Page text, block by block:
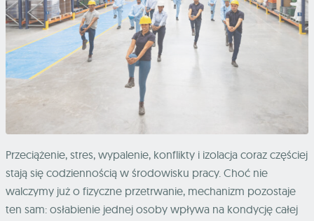
Przeciążenie, stres, wypalenie, konflikty i izolacja coraz częściej
stają się codziennością w środowisku pracy. Choć nie
walczymy już o fizyczne przetrwanie, mechanizm pozostaje
ten sam: osłabienie jednej osoby wpływa na kondycję całej